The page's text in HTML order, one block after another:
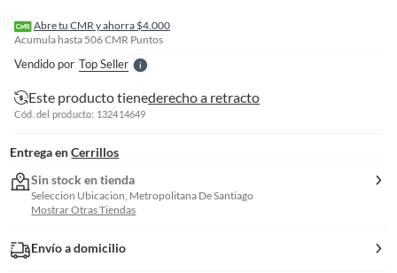
Abre tu CMR y ahorra $4.000
Acumula hasta 506CMR Puntos
Vendido por Top SellerS
l
l
Este producto tienederecho a retracto
Cód. del producto: 132414649
Entrega en Cerrillos
Sin stock en tienda
Seleccion Ubicacion, Metropolitana De Santiago
Mostrar Otras Tiendas
Envío a domicilio